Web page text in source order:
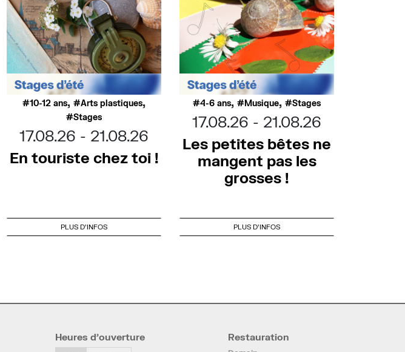
10-12 ans, Arts plastiques,
Stages
17.08.26
21.08.26
En touriste chez toi !
PLUS D'INFOS
4-6 ans, Musique, Stages
17.08.26
21.08.26
Les petites bêtes ne
mangent pas les
grosses !
PLUS D'INFOS
Heures d’ouverture Restauration